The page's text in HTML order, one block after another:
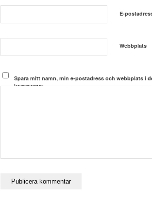
E-
Webbplats
Spara mitt namn, min e-postadress och webbplats i
kommentar.